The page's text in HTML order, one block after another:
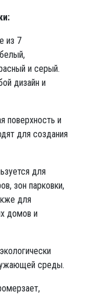
из 7
и серый.
дизайн и
поверхность и
для создания
для
зон парковки,
для
домов и
среды.